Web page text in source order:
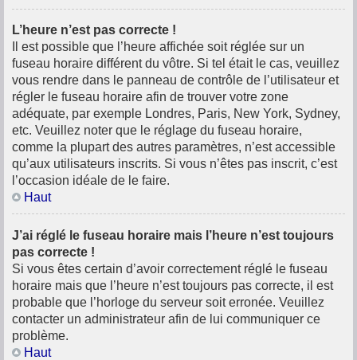
L’heure n’est pas correcte !
Il est possible que l’heure affichée soit réglée sur un
fuseau horaire différent du vôtre. Si tel était le cas, veuillez
vous rendre dans le panneau de contrôle de l’utilisateur et
régler le fuseau horaire afin de trouver votre zone
adéquate, par exemple Londres, Paris, New York, Sydney,
etc. Veuillez noter que le réglage du fuseau horaire,
comme la plupart des autres paramètres, n’est accessible
qu’aux utilisateurs inscrits. Si vous n’êtes pas inscrit, c’est
l’occasion idéale de le faire.
Haut
J’ai réglé le fuseau horaire mais l’heure n’est toujours
pas correcte !
Si vous êtes certain d’avoir correctement réglé le fuseau
horaire mais que l’heure n’est toujours pas correcte, il est
probable que l’horloge du serveur soit erronée. Veuillez
contacter un administrateur afin de lui communiquer ce
problème.
Haut